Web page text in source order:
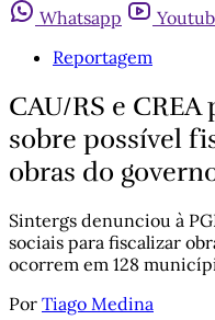
Whatsapp
Reportagem
CAU/RS e
sobre possível
obras do
Sintergs denunciou à
sociais para fiscalizar
ocorrem em 128
Por Tiago Medina